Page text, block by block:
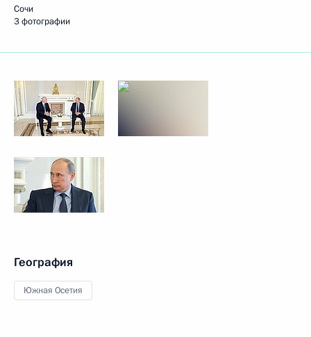
Сочи
3 фотографии
География
Южная Осетия